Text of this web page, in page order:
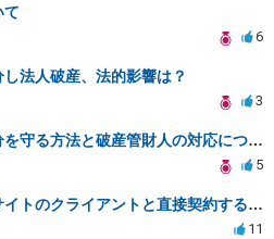
て
6
法人破産、法的影響は？
3
自己破産前に共有持分を守る方法と破産管財人の対応について
5
クラウドソーシングサイトのクライアントと直接契約する方法
11